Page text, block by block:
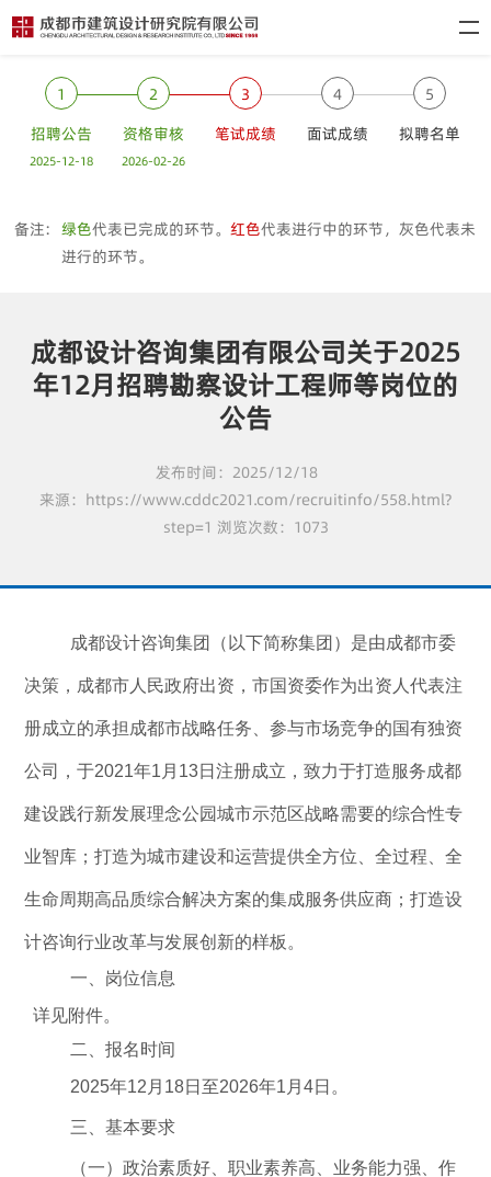
1
招聘公告
2025-12-18
2
资格审核
2026-02-26
3
笔试成绩
4
面试成绩
5
拟聘名单
备注: 绿色代表已完成的环节。红色代表进行中的环节，灰色代表未
进行的环节。
成都设计咨询集团有限公司关于2025
年12月招聘勘察设计工程师等岗位的
公告
发布时间：2025/12/18
来源：https://www.cddc2021.com/recruitinfo/558.html?
step=1 浏览次数：1073
成都设计咨询集团（以下简称集团）是由成都市委
决策，成都市人民政府出资，市国资委作为出资人代表注
册成立的承担成都市战略任务、参与市场竞争的国有独资
公司，于2021年1 月 13日注册成立，致力于打造服务成都
建设践行新发展理念公园城市示范区战略需要的综合性专
业智库；打造为城市建设和运营提供全方位、全过程、全
生命周期高品质综合解决方案的集成服务供应商；打造设
计咨询行业改革与发展创新的样板。
一、 岗位信息
详见附件。
二、报名时间
2025年12 月 18日至2026年1 月4日。
三、基本要求
（一）政治素质好、职业素养高、业务能力强、作